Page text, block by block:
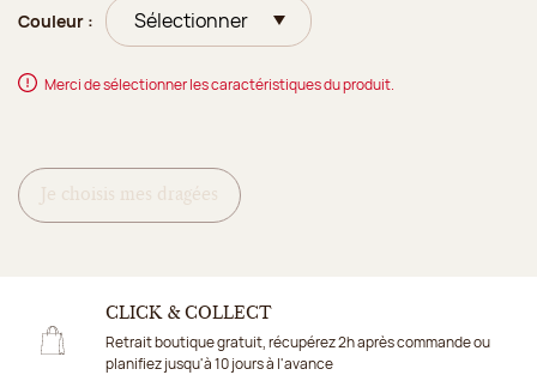
Couleur :
Merci de sélectionner les caractéristiques du produit.
Je choisis mes dragées
CLICK & COLLECT
Retrait boutique gratuit, récupérez 2h après commande ou
planifiez jusqu'à 10 jours à l'avance